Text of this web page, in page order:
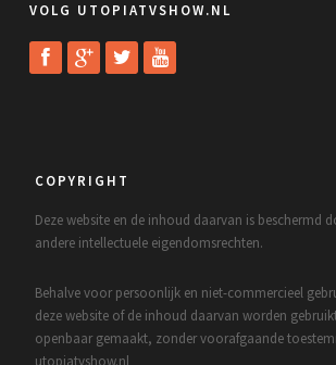
VOLG UTOPIATVSHOW.NL
COPYRIGHT
Deze website en de inhoud daarvan is beschermd
andere intellectuele eigendomsrechten.
Behalve voor persoonlijk en niet-commercieel
deze website of de inhoud daarvan worden
openbaar gemaakt, zonder voorafgaande